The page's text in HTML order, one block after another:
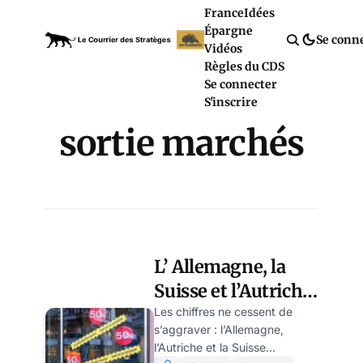
FranceIdées
Épargne
Vidéos
Règles du CDS
Se connecter
S'inscrire
Se
sortie marchés
L’ Allemagne, la
Suisse et l’Autriche
touchées par une
vague de faillites,
Les chiffres ne cessent de
s’aggraver : l’Allemagne,
l’Autriche et la Suisse